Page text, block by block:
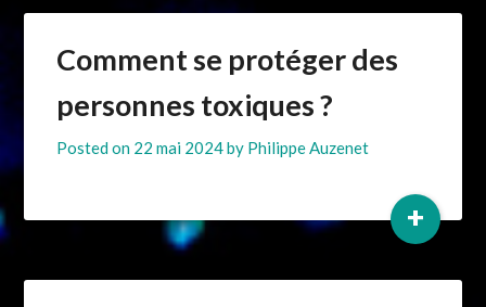
Comment se protéger des
personnes toxiques ?
Posted on 22 mai 2024by Philippe Auzenet
+